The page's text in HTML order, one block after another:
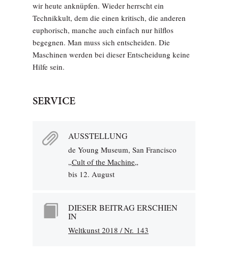
wir heute anknüpfen. Wieder herrscht ein
Technikkult, dem die einen kritisch, die anderen
euphorisch, manche auch einfach nur hilflos
begegnen. Man muss sich entscheiden. Die
Maschinen werden bei dieser Entscheidung keine
Hilfe sein.
SERVICE
AUSSTELLUNG
de Young Museum, San Francisco
„Cult of the Machine„
bis 12. August
DIESER BEITRAG ERSCHIEN
IN
Weltkunst 2018 / Nr. 143